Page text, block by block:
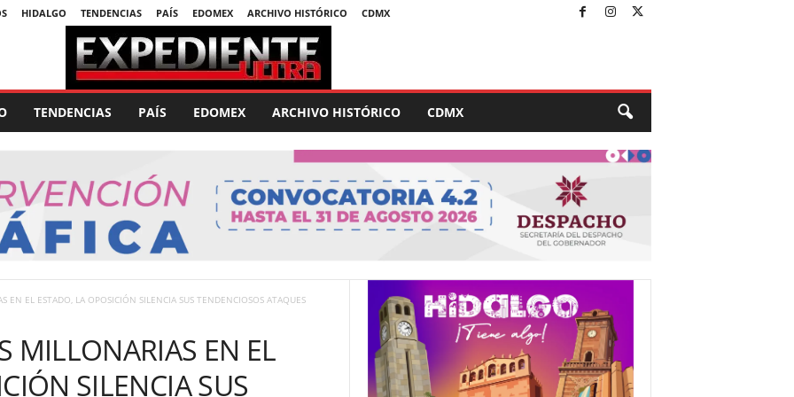
HIDALGO TENDENCIAS PAÍS EDOMEX ARCHIVO HISTÓRICO CDMX
TENDENCIAS PAÍS EDOMEX ARCHIVO HISTÓRICO CDMX
EN EL ESTADO, LA OPOSICIÓN SILENCIA SUS TENDENCIOSOS ATAQUES
MILLONARIAS EN EL
SILENCIA SUS